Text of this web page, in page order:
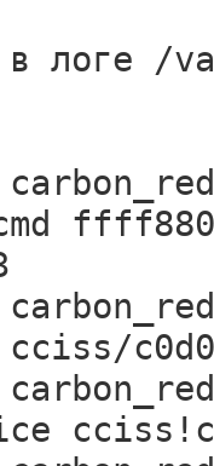
в логе /